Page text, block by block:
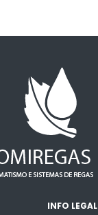
INFO LEGAL